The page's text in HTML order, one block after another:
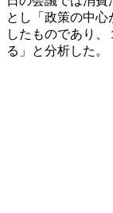
とし「政策の中
したものであり
る」と分析した。